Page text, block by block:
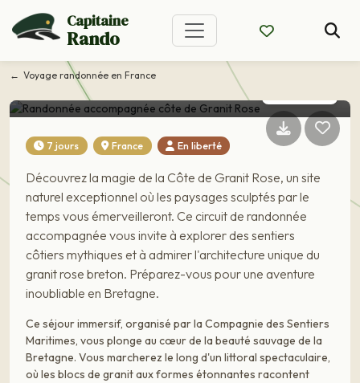
Capitaine
Rando
Voyage randonnée en France
Randonnée
accompagnée côte de
Granit Rose
CIRCUIT EN LIBERTÉ
7 jours France En liberté
Découvrez la magie de la Côte de Granit Rose, un site
naturel exceptionnel où les paysages sculptés par le
temps vous émerveilleront. Ce circuit de randonnée
accompagnée vous invite à explorer des sentiers
côtiers mythiques et à admirer l'architecture unique du
granit rose breton. Préparez-vous pour une aventure
inoubliable en Bretagne.
Ce séjour immersif, organisé par la Compagnie des Sentiers
Maritimes, vous plonge au cœur de la beauté sauvage de la
Bretagne. Vous marcherez le long d'un littoral spectaculaire,
où les blocs de granit aux formes étonnantes racontent